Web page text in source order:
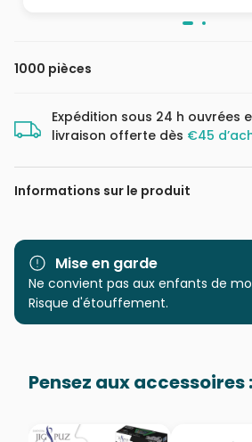
1000 pièces
Expédition sous 24 h ouvrées
livraison offerte dès €45
Informations sur le produit
Marque
Catégorie Puzzles
Age
Puzzle
Provenance Puzzles
EAN
Mise en garde
Ne convient pas aux enfants de
Risque d'étouffement.
Pensez aux accessoires :